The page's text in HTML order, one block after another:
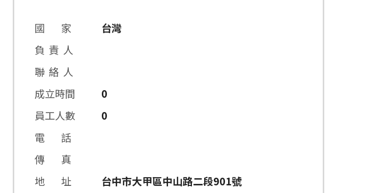
國 家
台灣
負 責 人
聯 絡 人
成立時間
0
員工人數
0
電 話
傳 真
地 址
台中市大甲區中山路二段901號